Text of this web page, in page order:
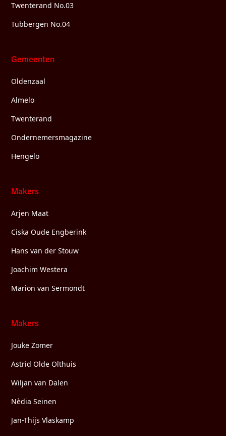
Twenterand No.03
Tubbergen No.04
Gemeenten
Oldenzaal
Almelo
Twenterand
Ondernemersmagazine
Hengelo
Makers
Arjen Maat
Ciska Oude Engberink
Hans van der Stouw
Joachim Westera
Marion van Sermondt
Makers
Jouke Zomer
Astrid Olde Olthuis
Wiljan van Dalen
Nèdia Seinen
Jan-Thijs Vlaskamp